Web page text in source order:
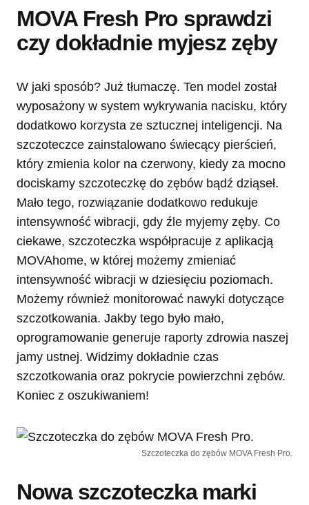
MOVA Fresh Pro sprawdzi
czy dokładnie myjesz zęby
W jaki sposób? Już tłumaczę. Ten model został
wyposażony w system wykrywania nacisku, który
dodatkowo korzysta ze sztucznej inteligencji. Na
szczoteczce zainstalowano świecący pierścień,
który zmienia kolor na czerwony, kiedy za mocno
dociskamy szczoteczkę do zębów bądź dziąseł.
Mało tego, rozwiązanie dodatkowo redukuje
intensywność wibracji, gdy źle myjemy zęby. Co
ciekawe, szczoteczka współpracuje z aplikacją
MOVAhome, w której możemy zmieniać
intensywność wibracji w dziesięciu poziomach.
Możemy również monitorować nawyki dotyczące
szczotkowania. Jakby tego było mało,
oprogramowanie generuje raporty zdrowia naszej
jamy ustnej. Widzimy dokładnie czas
szczotkowania oraz pokrycie powierzchni zębów.
Koniec z oszukiwaniem!
Szczoteczka do zębów MOVA Fresh Pro.
Nowa szczoteczka marki